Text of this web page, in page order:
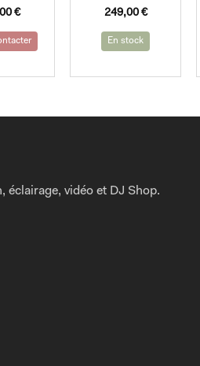
€ 249,00 €
En stock
vidéo et DJ Shop.